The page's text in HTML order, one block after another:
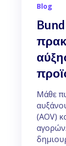
Blog
Μάθε
(AOV)